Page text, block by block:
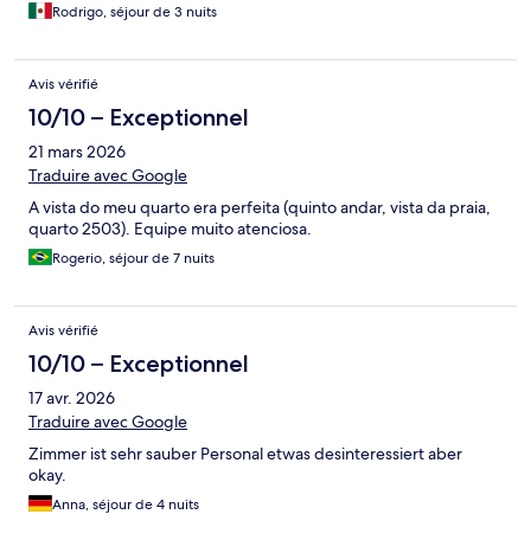
Rodrigo, séjour de 3 nuits
Avis vérifié
10/10 – Exceptionnel
21 mars 2026
Traduire avec Google
A vista do meu quarto era perfeita (quinto andar, vista da praia,
quarto 2503). Equipe muito atenciosa.
Rogerio, séjour de 7 nuits
Avis vérifié
10/10 – Exceptionnel
17 avr. 2026
Traduire avec Google
Zimmer ist sehr sauber Personal etwas desinteressiert aber
okay.
Anna, séjour de 4 nuits